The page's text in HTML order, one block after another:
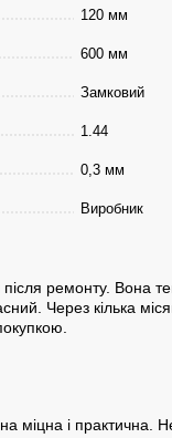
120 мм
600 мм
Замковий
1.44
0,3 мм
Виробник
після ремонту. Вона
Через кілька
міцна і практична.